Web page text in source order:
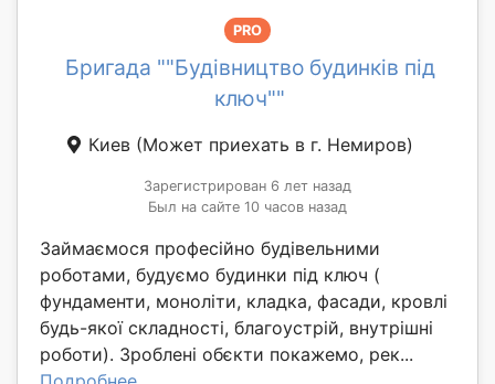
PRO
Бригада ""Будівництво будинків під
ключ""
Киев (Может приехать в г. Немиров)
Зарегистрирован 6 лет назад
Был на сайте 10 часов назад
Займаємося професійно будівельними
роботами, будуємо будинки під ключ (
фундаменти, моноліти, кладка, фасади, кровлі
будь-якої складності, благоустрій, внутрішні
роботи). Зроблені обєкти покажемо, рек...